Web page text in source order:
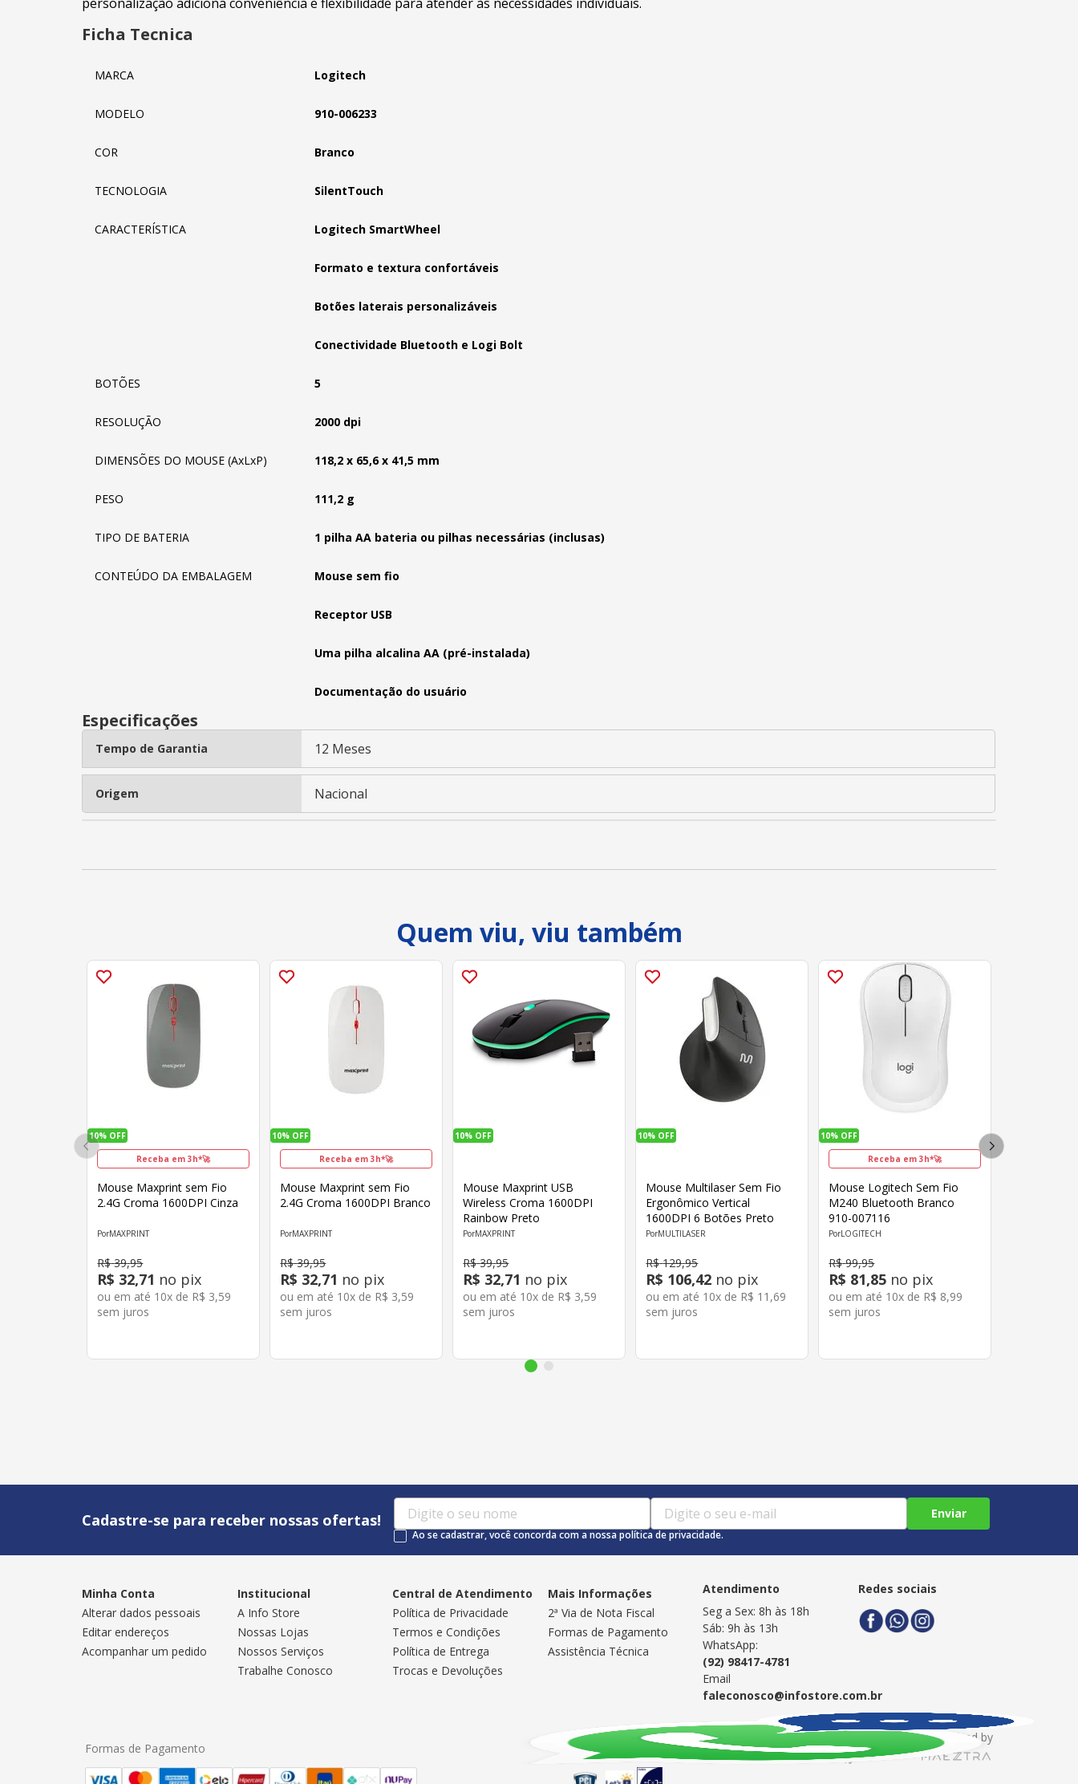
Ficha Tecnica
MARCA Logitech
MODELO 910-006233
COR Branco
TECNOLOGIA SilentTouch
CARACTERÍSTICA Logitech SmartWheel
Formato e textura confortáveis
Botões laterais personalizáveis
Conectividade Bluetooth e Logi Bolt
BOTÕES 5
RESOLUÇÃO 2000 dpi
DIMENSÕES DO MOUSE (AxLxP) 118,2 x 65,6 x 41,5 mm
PESO 111,2 g
TIPO DE BATERIA 1 pilha AA bateria ou pilhas necessárias (inclusas)
CONTEÚDO DA EMBALAGEM Mouse sem fio
Receptor USB
Uma pilha alcalina AA (pré-instalada)
Documentação do usuário
Especificações
Tempo de Garantia 12 Meses
Origem Nacional
Quem viu, viu também
10% OFF
Receba em 3h*🚀
Mouse Maxprint sem Fio
2.4G Croma 1600DPI Cinza
MAXPRINT
R$ 39,95
R$ 32,71 no pix
ou em até 10x de R$ 3,59
sem juros
10% OFF
Receba em 3h*🚀
Mouse Maxprint sem Fio
2.4G Croma 1600DPI Branco
MAXPRINT
R$ 39,95
R$ 32,71 no pix
ou em até 10x de R$ 3,59
sem juros
10% OFF
Mouse Maxprint USB
Wireless Croma 1600DPI
Rainbow Preto
MAXPRINT
R$ 39,95
R$ 32,71 no pix
ou em até 10x de R$ 3,59
sem juros
10% OFF
Mouse Multilaser Sem Fio
Ergonômico Vertical
1600DPI 6 Botões Preto
MULTILASER
R$ 129,95
R$ 106,42 no pix
ou em até 10x de R$ 11 ,69
sem juros
10% OFF
Receba em 3h*🚀
Mouse Logitech Sem Fio
M240 Bluetooth Branco
910-007116
LOGITECH
R$ 99,95
R$ 81,85 no pix
ou em até 10x de R$ 8,99
sem juros
Cadastre-se para receber nossas ofertas! Enviar
Ao se cadastrar, você concorda com a nossa política de privacidade.
Minha Conta
Alterar dados pessoais
Editar endereços
Acompanhar um pedido
Institucional
A Info Store
Nossas Lojas
Nossos Serviços
Trabalhe Conosco
Central de Atendimento
Política de Privacidade
Termos e Condições
Política de Entrega
Trocas e Devoluções
Mais Informações
2ª Via de Nota Fiscal
Formas de Pagamento
Assistência Técnica
Atendimento
Seg a Sex: 8h às 18h
Sáb: 9h às 13h
WhatsApp:
(92) 98417-4781
Email
faleconosco@infostore.com.br
Redes sociais
Formas de Pagamento Selos de Segurança
Developed by